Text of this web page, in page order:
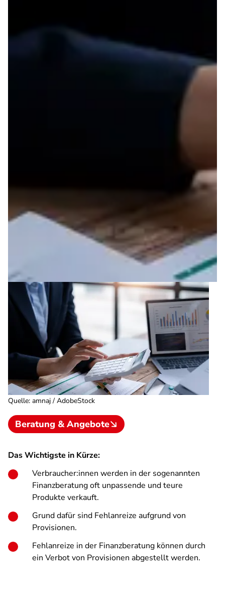
Quelle: amnaj / AdobeStock
Beratung & Angebote
Das Wichtigste in Kürze:
Verbraucher:innen werden in der sogenannten
Finanzberatung oft unpassende und teure
Produkte verkauft.
Grund dafür sind Fehlanreize aufgrund von
Provisionen.
Fehlanreize in der Finanzberatung können durch
ein Verbot von Provisionen abgestellt werden.